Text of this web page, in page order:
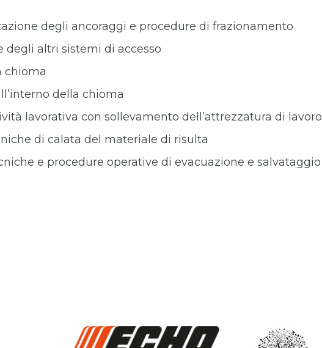
degli ancoraggi e procedure di frazionamento
degli altri sistemi di accesso
chioma
della chioma
lavorativa con sollevamento dell’attrezzatura di lavoro
di calata del materiale di risulta
e procedure operative di evacuazione e salvataggio